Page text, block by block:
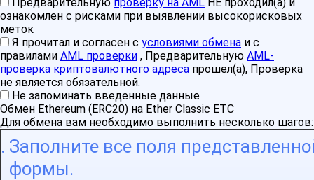
ознакомлен с рисками при выявлении высокорисковых
меток
Я прочитал и согласен с условиями обмена и с
правилами AML проверки , Предварительную AML-
проверка криптовалютного адреса прошел(а), Проверка
не является обязательной.
Не запоминать введенные данные
Обмен Ethereum (ERC20) на Ether Classic ETC
Для обмена вам необходимо выполнить несколько шагов:
Заполните все поля
формы.